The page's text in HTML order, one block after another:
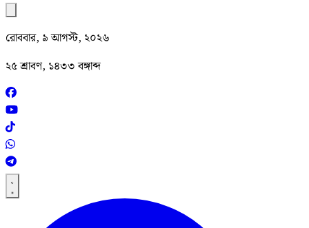
রোববার, ৯ আগস্ট, ২০২৬
২৫ শ্রাবণ, ১৪৩৩ বঙ্গাব্দ